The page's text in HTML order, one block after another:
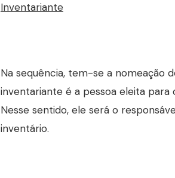
Inventariante
Na sequência, tem-se a nomeação
inventariante é a pessoa eleita
Nesse sentido, ele será o
inventário.